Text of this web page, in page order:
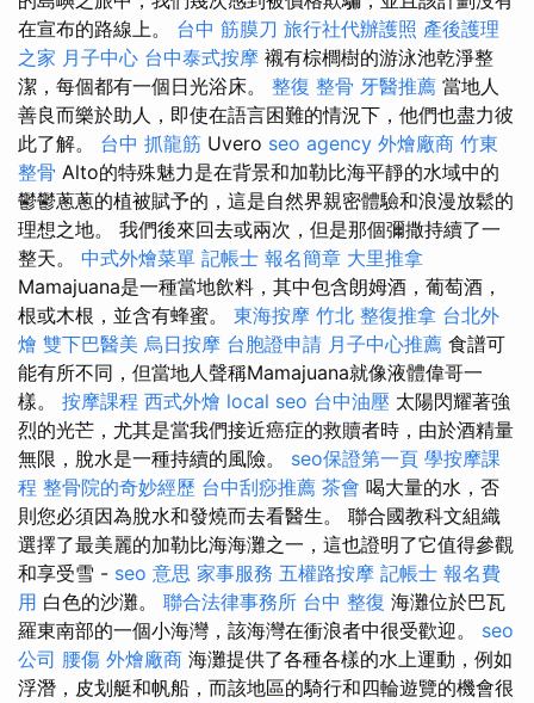
在宣布的路線上。 台中 筋膜刀 旅行社代辦護照 產後護理
之家 月子中心 台中泰式按摩 襯有棕櫚樹的游泳池乾淨整
潔，每個都有一個日光浴床。 整復 整骨 牙醫推薦 當地人
善良而樂於助人，即使在語言困難的情況下，他們也盡力彼
此了解。 台中 抓龍筋 Uvero seo agency 外燴廠商 竹東
整骨 Alto的特殊魅力是在背景和加勒比海平靜的水域中的
鬱鬱蔥蔥的植被賦予的，這是自然界親密體驗和浪漫放鬆的
理想之地。 我們後來回去或兩次，但是那個彌撒持續了一
整天。 中式外燴菜單 記帳士 報名簡章 大里推拿
Mamajuana是一種當地飲料，其中包含朗姆酒，葡萄酒，
根或木根，並含有蜂蜜。 東海按摩 竹北 整復推拿 台北外
燴 雙下巴醫美 烏日按摩 台胞證申請 月子中心推薦 食譜可
能有所不同，但當地人聲稱Mamajuana就像液體偉哥一
樣。 按摩課程 西式外燴 local seo 台中油壓 太陽閃耀著強
烈的光芒，尤其是當我們接近癌症的救贖者時，由於酒精量
無限，脫水是一種持續的風險。 seo保證第一頁 學按摩課
程 整骨院的奇妙經歷 台中刮痧推薦 茶會 喝大量的水，否
則您必須因為脫水和發燒而去看醫生。 聯合國教科文組織
選擇了最美麗的加勒比海海灘之一，這也證明了它值得參觀
和享受雪 - seo 意思 家事服務 五權路按摩 記帳士 報名費
用 白色的沙灘。 聯合法律事務所 台中 整復 海灘位於巴瓦
羅東南部的一個小海灣，該海灣在衝浪者中很受歡迎。 seo
公司 腰傷 外燴廠商 海灘提供了各種各樣的水上運動，例如
浮潛，皮划艇和帆船，而該地區的騎行和四輪遊覽的機會很